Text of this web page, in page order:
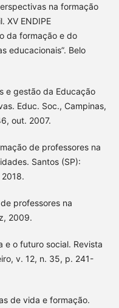
na formação
XV ENDIPE
da formação e do
educacionais”. Belo
e gestão da Educação
Educ. Soc., Campinas,
out. 2007.
de professores na
Santos (SP):
professores na
2009.
e o futuro social. Revista
v. 12, n. 35, p. 241-
de vida e formação.